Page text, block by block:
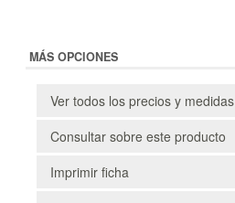
MÁS OPCIONES
Ver todos los precios y medidas
Consultar sobre este producto
Imprimir ficha